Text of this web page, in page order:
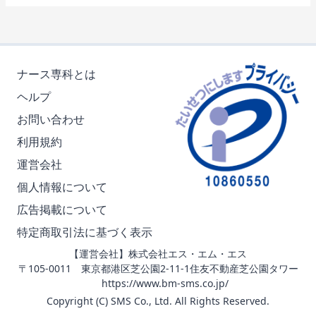
ナース専科とは
ヘルプ
お問い合わせ
利用規約
運営会社
個人情報について
広告掲載について
特定商取引法に基づく表示
【運営会社】株式会社エス・エム・エス
〒105-0011 東京都港区芝公園2-11-1住友不動産芝公園タワー
https://www.bm-sms.co.jp/
Copyright (C) SMS Co., Ltd. All Rights Reserved.